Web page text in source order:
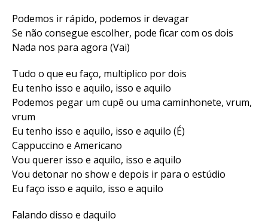
Podemos ir rápido, podemos ir devagar
Se não consegue escolher, pode ficar com os dois
Nada nos para agora (Vai)
Tudo o que eu faço, multiplico por dois
Eu tenho isso e aquilo, isso e aquilo
Podemos pegar um cupê ou uma caminhonete, vrum,
vrum
Eu tenho isso e aquilo, isso e aquilo (É)
Cappuccino e Americano
Vou querer isso e aquilo, isso e aquilo
Vou detonar no show e depois ir para o estúdio
Eu faço isso e aquilo, isso e aquilo
Falando disso e daquilo